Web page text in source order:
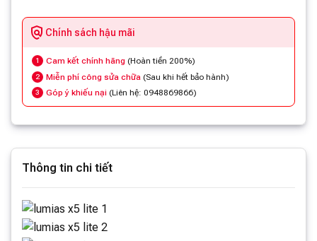
Chính sách hậu mãi
1 Cam kết chính hãng (Hoàn tiền 200%)
2 Miễn phí công sửa chữa (Sau khi hết bảo hành)
3 Góp ý khiếu nại (Liên hệ: 0948869866)
Thông tin chi tiết